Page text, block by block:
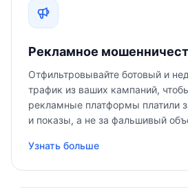
Рекламное
Отфильтровывайте ботовый и
трафик из ваших кампаний,
рекламные платформы платили
и показы, а не за фальшивый
Узнать больше